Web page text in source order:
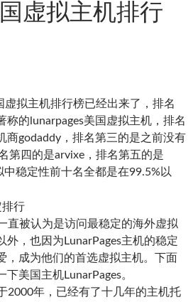
虚拟主机排行
拟主机排行榜已经出来了，排名
称的lunarpages美国虚拟主机，排名
商godaddy，排名第三的是之前没有
第四的是arvixe，排名第五的是
稳定性前十名全都是在99.5%以
直被认为是访问最稳定的海外虚拟
外，也因为LunarPages主机的稳定
，成为他们的首选虚拟主机。下面
美国主机LunarPages。
2000年，已经有了十几年的主机托